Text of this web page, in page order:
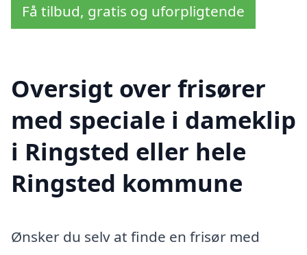
Få tilbud, gratis og uforpligtende
Oversigt over frisører
med speciale i dameklip
i Ringsted eller hele
Ringsted kommune
Ønsker du selv at finde en frisør med